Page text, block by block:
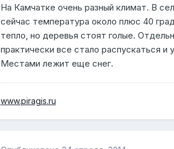
На Камчатке очень разный климат. В
сейчас температура около плюс 40
тепло, но деревья стоят голые.
практически все стало распускаться
Местами лежит еще снег.
www.piragis.ru